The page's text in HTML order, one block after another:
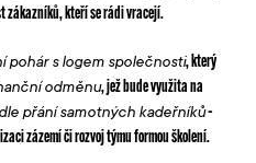
zákazníků, kteří se rádi vracejí.
pohár s logem společnosti, který
odměnu, jež bude využita na
přání samotných kadeřníků–
zázemí či rozvoj týmu formou školení.